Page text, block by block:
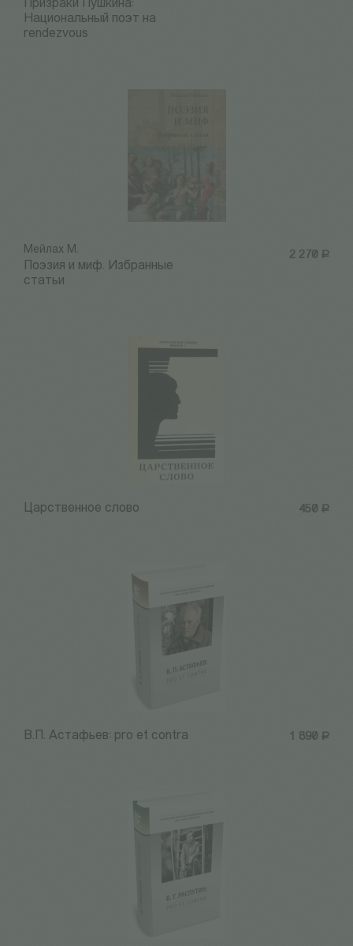
Призраки Пушкина:
Национальный поэт на
rendezvous
2 270 Р
Мейлах М.
Поэзия и миф. Избранные
статьи
450 Р
Царственное слово
1 890 Р
В.П. Астафьев: pro et contra